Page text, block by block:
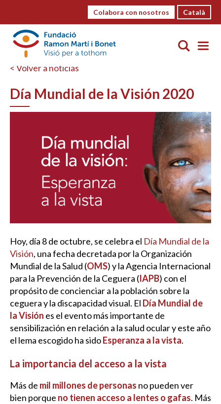
Colabora con nosotros Català
< Volver a noticias
Día Mundial de la Visión 2020
Hoy, día 8 de octubre, se celebra el Día Mundial de la
Visión, una fecha decretada por la Organización
Mundial de la Salud (OMS) y la Agencia Internacional
para la Prevención de la Ceguera (IAPB) con el
propósito de concienciar a la población sobre la
ceguera y la discapacidad visual. El Día Mundial de
la Visión es el evento más importante de
sensibilización en relación a la salud ocular y este año
el lema escogido ha sidoEsperanza a la vista.
La importancia del acceso a la vista
Más de mil millones de personas no pueden ver
bien porque no tienen acceso a lentes o gafas. Más